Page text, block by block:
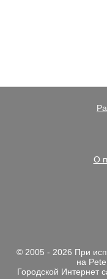
О
© 2005 - 2026 При
на
Городской Интернет